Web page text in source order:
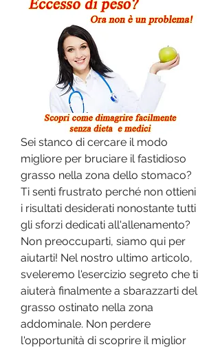
Sei stanco di cercare il modo
migliore per bruciare il fastidioso
grasso nella zona dello stomaco?
Ti senti frustrato perché non ottieni
i risultati desiderati nonostante tutti
gli sforzi dedicati all'allenamento?
Non preoccuparti, siamo qui per
aiutarti! Nel nostro ultimo articolo,
sveleremo l'esercizio segreto che ti
aiuterà finalmente a sbarazzarti del
grasso ostinato nella zona
addominale. Non perdere
l'opportunità di scoprire il miglior